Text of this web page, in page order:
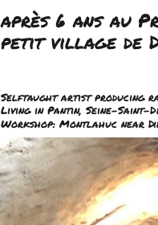
après 6 ans au
petit village de
Selftaught artist producing
Living in Pantin, Seine-Saint-
Workshop: Montlahuc near